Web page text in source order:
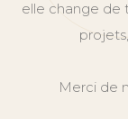
elle change de
Merci de